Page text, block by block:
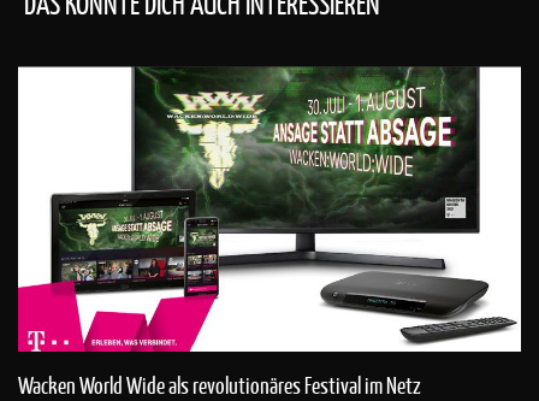
Wacken World Wide als revolutionäres Festival im Netz